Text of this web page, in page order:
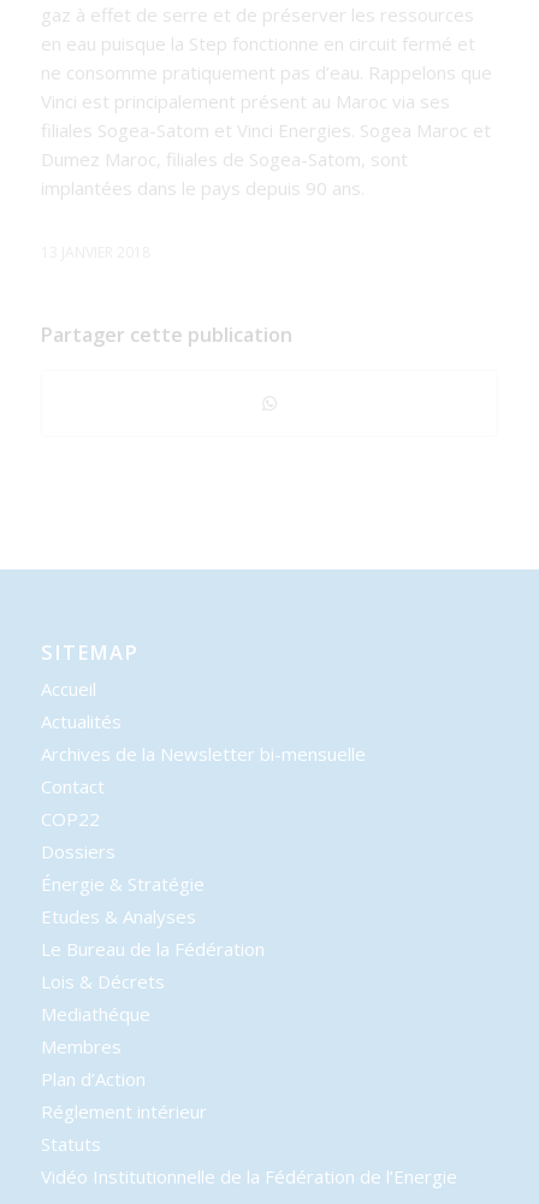
gaz à effet de serre et de préserver les ressources
en eau puisque la Step fonctionne en circuit fermé et
ne consomme pratiquement pas d’eau. Rappelons que
Vinci est principalement présent au Maroc via ses
filiales Sogea-Satom et Vinci Energies. Sogea Maroc et
Dumez Maroc, filiales de Sogea-Satom, sont
implantées dans le pays depuis 90 ans.
Partager cette publication
SITEMAP
Accueil
Actualités
Archives de la Newsletter bi-mensuelle
Contact
COP22
Dossiers
Énergie & Stratégie
Etudes & Analyses
Le Bureau de la Fédération
Lois & Décrets
Mediathéque
Membres
Plan d’Action
Réglement intérieur
Statuts
Vidéo Institutionnelle de la Fédération de l’Energie